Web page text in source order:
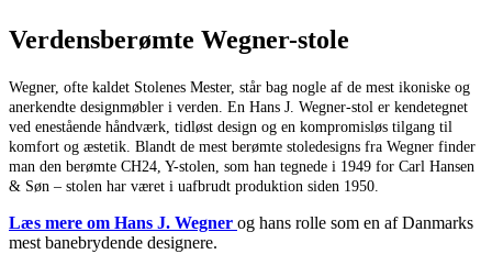
Verdensberømte Wegner-stole
Wegner, ofte kaldet Stolenes Mester, står bag nogle af de mest ikoniske og
anerkendte designmøbler i verden. En Hans J. Wegner-stol er kendetegnet
ved enestående håndværk, tidløst design og en kompromisløs tilgang til
komfort og æstetik. Blandt de mest berømte stoledesigns fra Wegner finder
man den berømte CH24, Y-stolen, som han tegnede i 1949 for Carl Hansen
& Søn – stolen har været i uafbrudt produktion siden 1950.
Læs mere om Hans J. Wegner og hans rolle som en af Danmarks
mest banebrydende designere.